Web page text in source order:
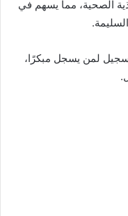
الصحية، مما يسهم في
لمن يسجل مبكرًا،